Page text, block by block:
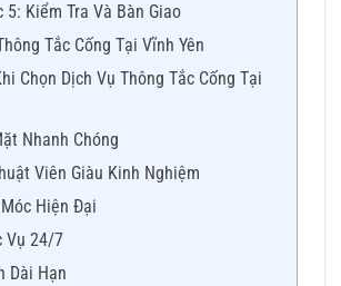
5: Kiểm Tra Và Bàn Giao
Tắc Cống Tại Vĩnh Yên
Chọn Dịch Vụ Thông Tắc Cống Tại
Nhanh Chóng
Viên Giàu Kinh Nghiệm
Hiện Đại
Vụ 24/7
Dài Hạn